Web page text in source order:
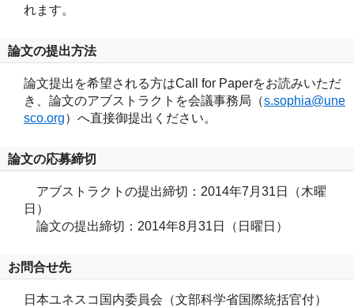
れます。
論文の提出方法
論文提出を希望される方はCall for Paperをお読みいただ
き、論文のアブストラクトを会議事務局（s.sophia@une
sco.org）へ直接御提出ください。
論文の応募締切
アブストラクトの提出締切：2014年7月31日（木曜
日）
論文の提出締切：2014年8月31日（日曜日）
お問合せ先
日本ユネスコ国内委員会（文部科学省国際統括官付）